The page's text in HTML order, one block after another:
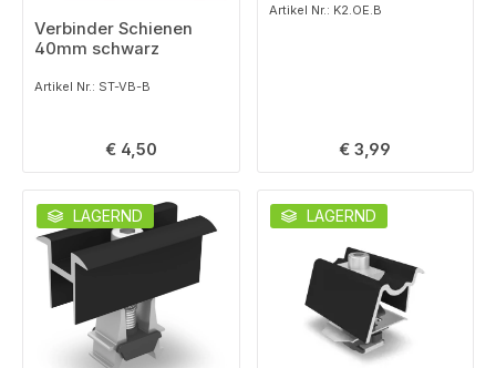
Verbinder Schienen
40mm schwarz
Artikel Nr.: ST-VB-B
Regulärer Preis:
€ 4,50
Artikel Nr.: K2.OE.B
Regulärer Preis:
€ 3,99
LAGERND LAGERND